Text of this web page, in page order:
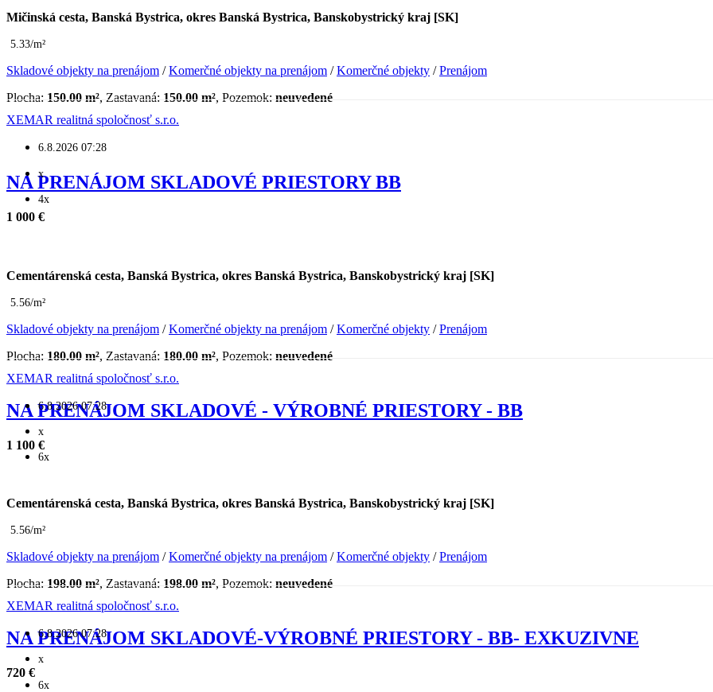
Mičinská cesta, Banská Bystrica, okres Banská Bystrica, Banskobystrický kraj [SK]
5.33/m²
Skladové objekty na prenájom /Komerčné objekty na prenájom /Komerčné objekty /Prenájom
Plocha: 150.00 m², Zastavaná: 150.00 m², Pozemok: neuvedené
XEMAR realitná spoločnosť s.r.o.
6.8.2026 07:28
x
4x
NA PRENÁJOM SKLADOVÉ PRIESTORY BB
1 000 €
Cementárenská cesta, Banská Bystrica, okres Banská Bystrica, Banskobystrický kraj [SK]
5.56/m²
Skladové objekty na prenájom /Komerčné objekty na prenájom /Komerčné objekty /Prenájom
Plocha: 180.00 m², Zastavaná: 180.00 m², Pozemok: neuvedené
XEMAR realitná spoločnosť s.r.o.
6.8.2026 07:28
x
6x
NA PRENÁJOM SKLADOVÉ - VÝROBNÉ PRIESTORY - BB
1 100 €
Cementárenská cesta, Banská Bystrica, okres Banská Bystrica, Banskobystrický kraj [SK]
5.56/m²
Skladové objekty na prenájom /Komerčné objekty na prenájom /Komerčné objekty /Prenájom
Plocha: 198.00 m², Zastavaná: 198.00 m², Pozemok: neuvedené
XEMAR realitná spoločnosť s.r.o.
6.8.2026 07:28
x
6x
NA PRENÁJOM SKLADOVÉ-VÝROBNÉ PRIESTORY - BB- EXKUZIVNE
720 €